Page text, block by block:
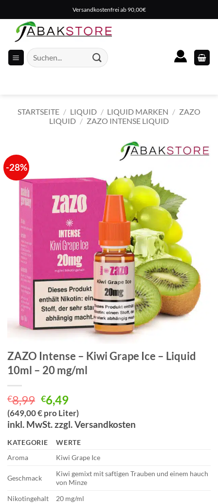
Inhalt
springen
Versandkostenfrei ab 90,00€
Suche
nach:
STARTSEITE / LIQUID / LIQUID MARKEN / ZAZO
LIQUID / ZAZO INTENSE LIQUID
-28%
ZAZO Intense – Kiwi Grape Ice – Liquid
10ml – 20 mg/ml
€8,99 Ursprünglicher
Preis
war:
€6,49Aktueller
Preis
ist:
(649,00 € pro Liter)
inkl. MwSt. zzgl. Versandkosten
KATEGORIE
WERTE
Aroma
Kiwi Grape Ice
Geschmack
Kiwi gemixt mit saftigen Trauben und einem hauch
von Minze
Nikotingehalt
20 mg/ml